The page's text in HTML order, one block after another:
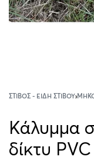
ΣΤΊΒΟΣ - ΕΊΔΗ ΣΤΊΒΟΥ›
Κάλυμμα
δίκτυ